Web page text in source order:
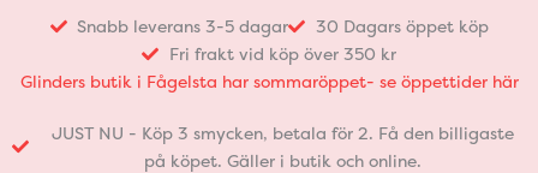
innehåll
Snabb leverans 3-5 dagar
30 Dagars öppet köp
Fri frakt vid köp över 350 kr
Glinders butik i Fågelsta har sommaröppet- se öppettider här
JUST NU - Köp 3 smycken, betala för 2. Få den billigaste
på köpet. Gäller i butik och online.